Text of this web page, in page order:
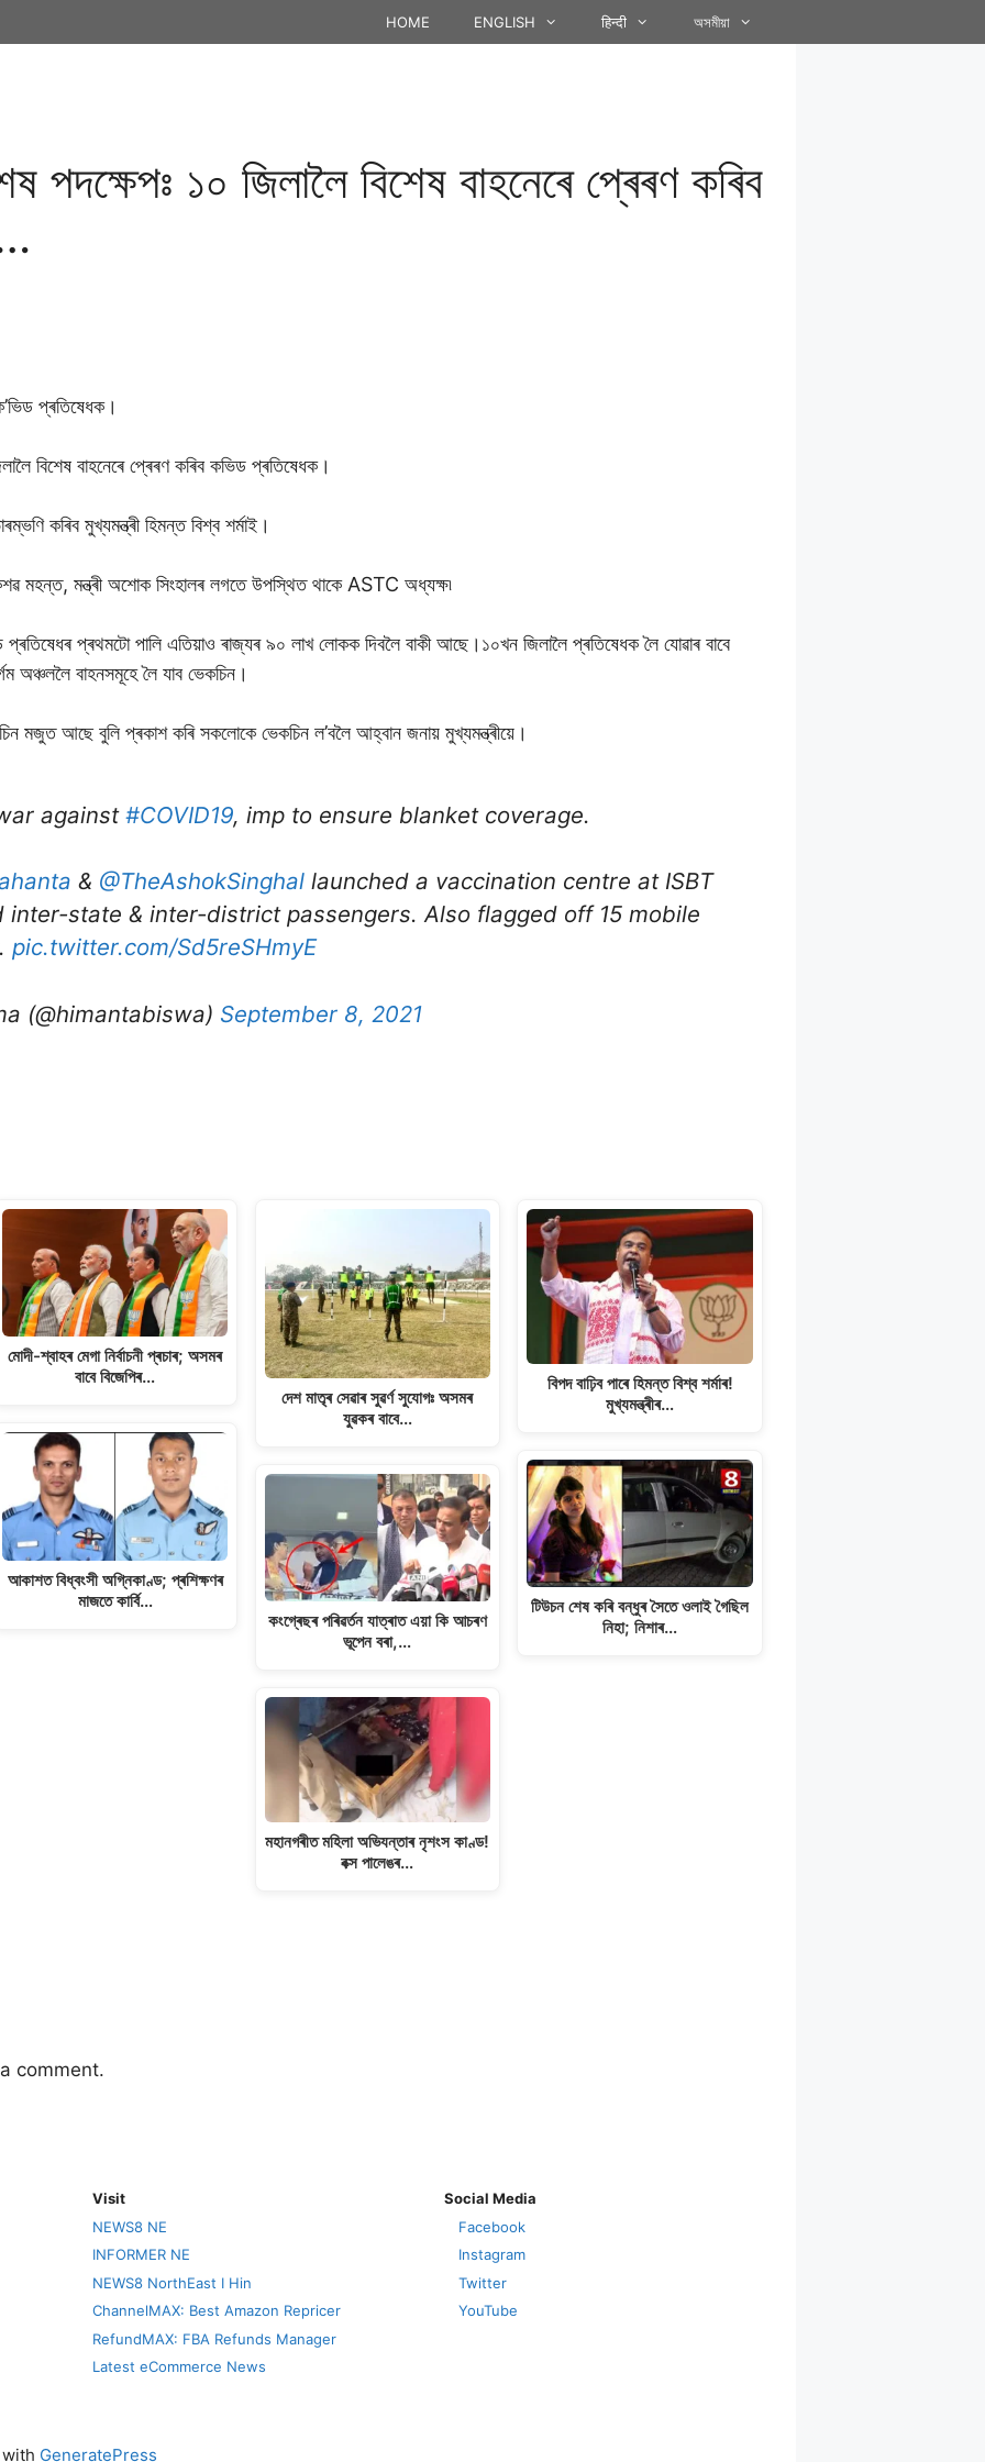
HOME ENGLISH हिन्दी অসমীয়া
পদক্ষেপঃ ১০ জিলালৈ বিশেষ বাহনেৰে প্ৰেৰণ কৰিব
প্ৰতিষেধক।
বিশেষ বাহনেৰে প্ৰেৰণ কৰিব কভিড প্ৰতিষেধক।
কৰিব মুখ্যমন্ত্ৰী হিমন্ত বিশ্ব শৰ্মাই।
মহন্ত, মন্ত্ৰী অশোক সিংহালৰ লগতে উপস্থিত থাকে ASTC অধ্যক্ষ৷
প্ৰতিষেধৰ প্ৰথমটো পালি এতিয়াও ৰাজ্যৰ ৯০ লাখ লোকক দিবলৈ বাকী আছে।১০খন জিলালৈ প্ৰতিষেধক লৈ যোৱাৰ বাবে
অঞ্চললৈ বাহনসমূহে লৈ যাব ভেকচিন।
মজুত আছে বুলি প্ৰকাশ কৰি সকলোকে ভেকচিন ল’বলৈ আহ্বান জনায় মুখ্যমন্ত্ৰীয়ে।
against #COVID19, imp to ensure blanket coverage.
& @TheAshokSinghal launched a vaccination centre at ISBT
inter-state & inter-district passengers. Also flagged off 15 mobile
pic.twitter.com/Sd5reSHmyE
(@himantabiswa) September 8, 2021
মোদী-শ্বাহৰ মেগা নিৰ্বাচনী প্ৰচাৰ; অসমৰ
বাবে বিজেপিৰ…
আকাশত বিধ্বংসী অগ্নিকাণ্ড; প্ৰশিক্ষণৰ
মাজতে কাৰ্বি…
দেশ মাতৃৰ সেৱাৰ সুৱৰ্ণ সুযোগঃ অসমৰ
যুৱকৰ বাবে…
কংগ্ৰেছৰ পৰিৱৰ্তন যাত্ৰাত এয়া কি আচৰণ
ভূপেন বৰা,…
মহানগৰীত মহিলা অভিযন্তাৰ নৃশংস কাণ্ড!
বক্স পালেঙৰ…
বিপদ বাঢ়িব পাৰে হিমন্ত বিশ্ব শৰ্মাৰ!
মুখ্যমন্ত্ৰীৰ…
টিউচন শেষ কৰি বন্ধুৰ সৈতে ওলাই গৈছিল
নিহা; নিশাৰ…
comment.
Visit
NEWS8 NE
INFORMER NE
NEWS8 NorthEast I Hin
ChannelMAX: Best Amazon Repricer
RefundMAX: FBA Refunds Manager
Latest eCommerce News
Social Media
Facebook
Instagram
Twitter
YouTube
GeneratePress